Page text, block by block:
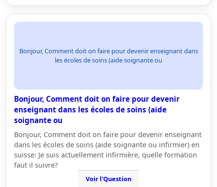
Bonjour, Comment doit on faire pour devenir enseignant dans
les écoles de soins (aide soignante ou
Bonjour, Comment doit on faire pour devenir
enseignant dans les écoles de soins (aide
soignante ou
Bonjour, Comment doit on faire pour devenir enseignant
dans les écoles de soins (aide soignante ou infirmier) en
suisse: Je suis actuellement infirmière, quelle formation
faut il suivre?
Voir l'Question